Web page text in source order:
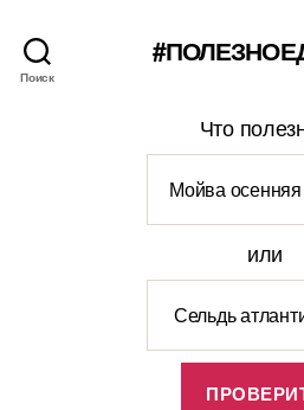
Поиск
Что
или